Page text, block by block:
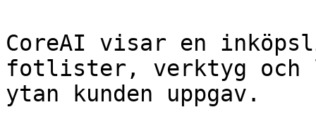
CoreAI visar en
fotlister, verktyg
ytan kunden uppgav.